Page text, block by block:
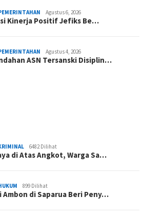
Agustus 6, 2026
Kinerja Positif Jefiks Be…
Agustus 4, 2026
ASN Tersanski Disiplin…
6482 Dilihat
di Atas Angkot, Warga Sa…
899 Dilihat
Ambon di Saparua Beri Peny…